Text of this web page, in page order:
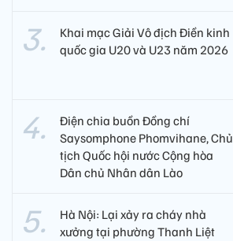
Khai mạc Giải Vô địch Điền kinh
quốc gia U20 và U23 năm 2026
Điện chia buồn Đồng chí
Saysomphone Phomvihane, Chủ
tịch Quốc hội nước Cộng hòa
Dân chủ Nhân dân Lào
Hà Nội: Lại xảy ra cháy nhà
xưởng tại phường Thanh Liệt